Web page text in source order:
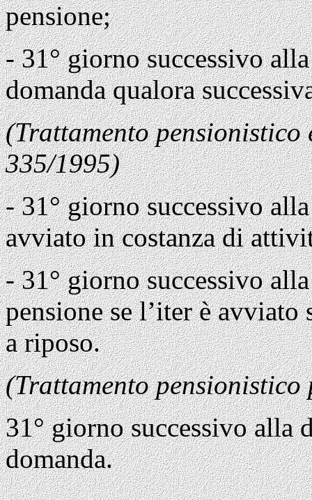
pensione;
- 31° giorno successivo
domanda qualora
(Trattamento
335/1995)
- 31° giorno successivo
avviato in costanza di
- 31° giorno successivo
pensione se l’iter è avviato
a riposo.
(Trattamento
31° giorno successivo alla
domanda.